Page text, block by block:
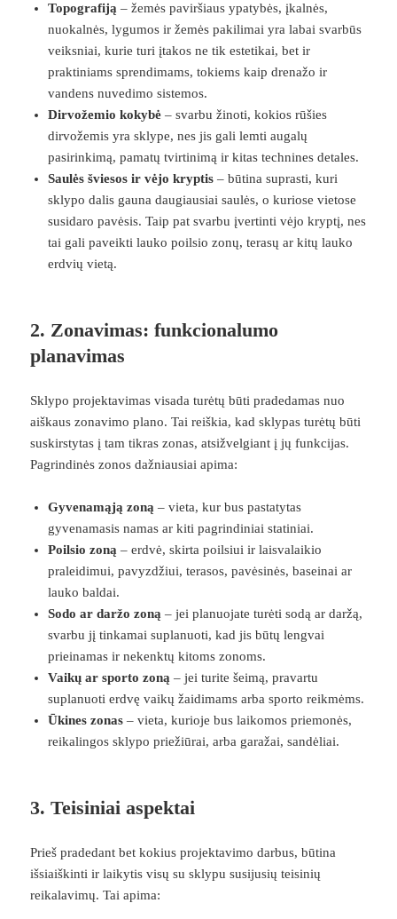
Topografiją – žemės paviršiaus ypatybės, įkalnės,
nuokalnės, lygumos ir žemės pakilimai yra labai svarbūs
veiksniai, kurie turi įtakos ne tik estetikai, bet ir
praktiniams sprendimams, tokiems kaip drenažo ir
vandens nuvedimo sistemos.
Dirvožemio kokybė – svarbu žinoti, kokios rūšies
dirvožemis yra sklype, nes jis gali lemti augalų
pasirinkimą, pamatų tvirtinimą ir kitas technines detales.
Saulės šviesos ir vėjo kryptis – būtina suprasti, kuri
sklypo dalis gauna daugiausiai saulės, o kuriose vietose
susidaro pavėsis. Taip pat svarbu įvertinti vėjo kryptį, nes
tai gali paveikti lauko poilsio zonų, terasų ar kitų lauko
erdvių vietą.
2. Zonavimas: funkcionalumo
planavimas
Sklypo projektavimas visada turėtų būti pradedamas nuo
aiškaus zonavimo plano. Tai reiškia, kad sklypas turėtų būti
suskirstytas į tam tikras zonas, atsižvelgiant į jų funkcijas.
Pagrindinės zonos dažniausiai apima:
Gyvenamąją zoną – vieta, kur bus pastatytas
gyvenamasis namas ar kiti pagrindiniai statiniai.
Poilsio zoną – erdvė, skirta poilsiui ir laisvalaikio
praleidimui, pavyzdžiui, terasos, pavėsinės, baseinai ar
lauko baldai.
Sodo ar daržo zoną – jei planuojate turėti sodą ar daržą,
svarbu jį tinkamai suplanuoti, kad jis būtų lengvai
prieinamas ir nekenktų kitoms zonoms.
Vaikų ar sporto zoną – jei turite šeimą, pravartu
suplanuoti erdvę vaikų žaidimams arba sporto reikmėms.
Ūkines zonas – vieta, kurioje bus laikomos priemonės,
reikalingos sklypo priežiūrai, arba garažai, sandėliai.
3.Teisiniai aspektai
Prieš pradedant bet kokius projektavimo darbus, būtina
išsiaiškinti ir laikytis visų su sklypu susijusių teisinių
reikalavimų. Tai apima: